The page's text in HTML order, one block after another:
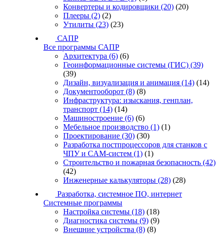
Конвертеры и кодировщики (20) (20)
Плееры (2) (2)
Утилиты (23) (23)
САПР
Все программы САПР
Архитектура (6) (6)
Геоинформационные системы (ГИС) (39)
(39)
Дизайн, визуализация и анимация (14) (14)
Документооборот (8) (8)
Инфраструктура: изыскания, генплан,
транспорт (14) (14)
Машиностроение (6) (6)
Мебельное производство (1) (1)
Проектирование (30) (30)
Разработка постпроцессоров для станков с
ЧПУ и CAM-систем (1) (1)
Строительство и пожарная безопасность (42)
(42)
Инженерные калькуляторы (28) (28)
Разработка, системное ПО, интернет
Системные программы
Настройка системы (18) (18)
Диагностика системы (9) (9)
Внешние устройства (8) (8)